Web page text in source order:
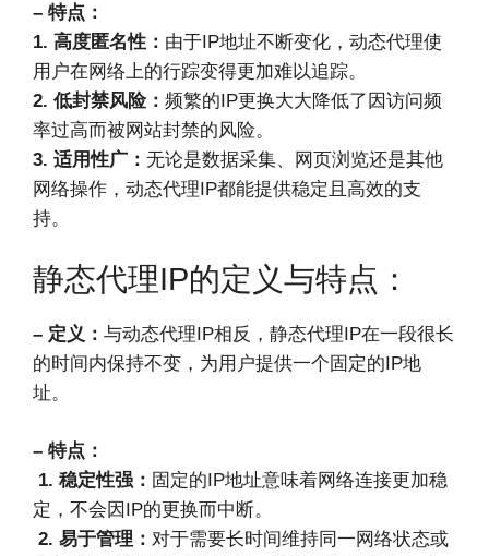
– 特点：
1. 高度匿名性： 由于IP地址不断变化，动态代理使
用户在网络上的行踪变得更加难以追踪。
2. 低封禁风险： 频繁的IP更换大大降低了因访问频
率过高而被网站封禁的风险。
3. 适用性广： 无论是数据采集、网页浏览还是其他
网络操作，动态代理IP都能提供稳定且高效的支
持。
静态代理IP的定义与特点：
– 定义： 与动态代理IP相反，静态代理IP在一段很长
的时间内保持不变，为用户提供一个固定的IP地
址。
– 特点：
1. 稳定性强： 固定的IP地址意味着网络连接更加稳
定，不会因IP的更换而中断。
2. 易于管理： 对于需要长时间维持同一网络状态或